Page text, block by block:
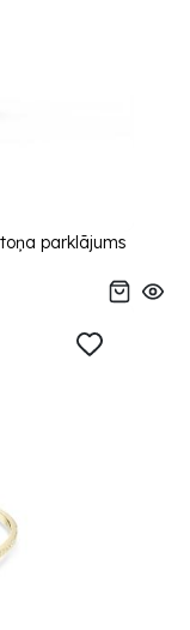
parklājums